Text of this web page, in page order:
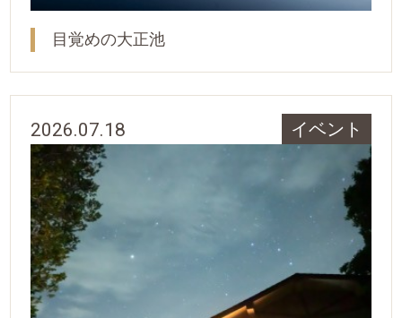
目覚めの大正池
2026.07.18 イベント